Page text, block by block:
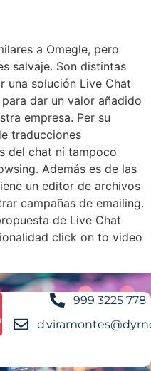
a Omegle, pero
salvaje. Son distintas
una solución Live Chat
dar un valor añadido
empresa. Per su
traducciones
del chat ni tampoco
Además es de las
un editor de archivos
campañas de emailing.
de Live Chat
click on to video
999 3225 778